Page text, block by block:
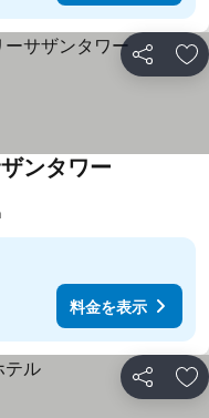
シェア お
ンタワー
料金を表示
シェア お